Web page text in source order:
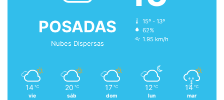
POSADAS
Nubes Dispersas
15º - 13º
62%
1.95 km/h
14 ℃
vie
20 ℃
sáb
17 ℃
dom
12 ℃
lun
14 ℃
mar